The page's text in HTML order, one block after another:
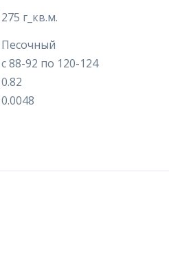
275 г_кв.м.
Песочный
с 88-92 по 120-124
0.82
0.0048